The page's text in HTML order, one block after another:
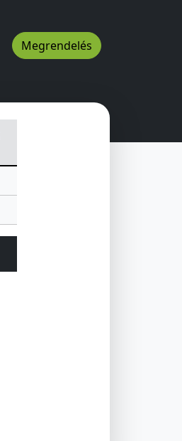
Megrendelés